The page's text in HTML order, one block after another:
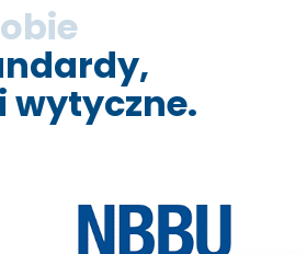
wytyczne.